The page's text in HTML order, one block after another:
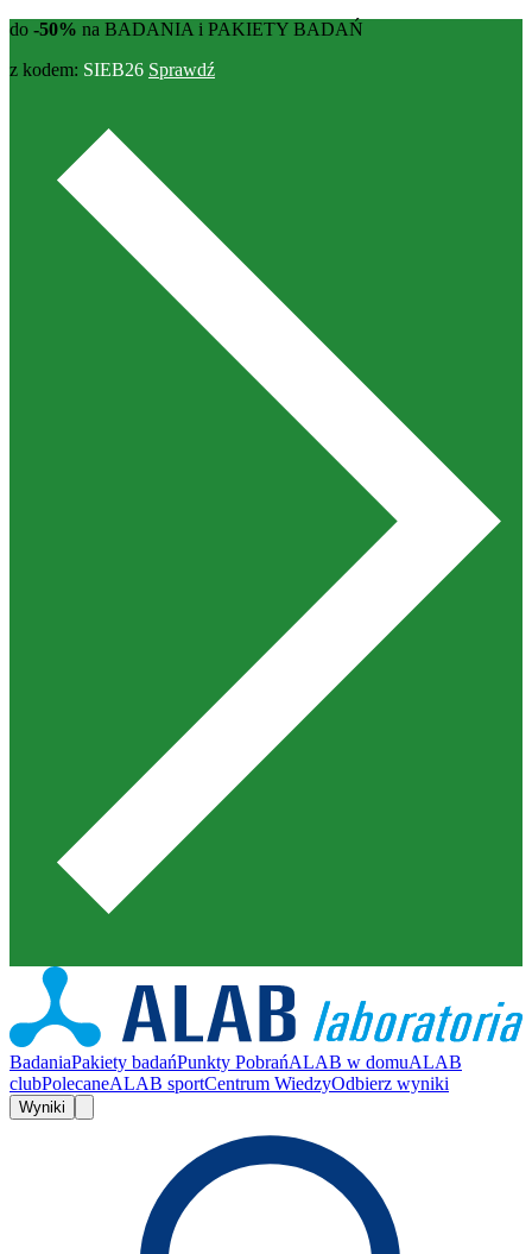
do -50% na BADANIA i PAKIETY BADAŃ
z kodem: SIEB26 Sprawdź
BadaniaPakiety badańPunkty PobrańALAB w domuALAB
clubPolecaneALAB sportCentrum WiedzyOdbierz wyniki
Wyniki